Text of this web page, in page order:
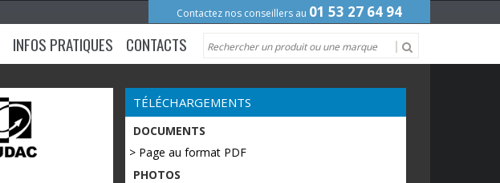
Contactez nos conseillers au 01 53 27 64 94
INFOS PRATIQUES CONTACTS
TÉLÉCHARGEMENTS
DOCUMENTS
> Page au format PDF
PHOTOS